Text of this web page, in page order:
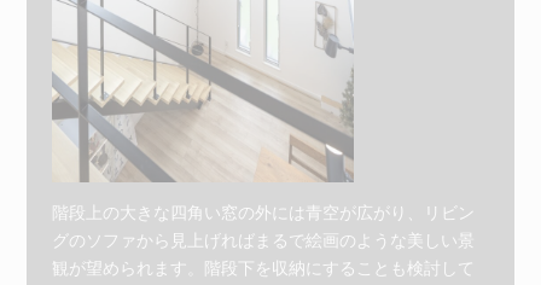
階段上の大きな四角い窓の外には青空が広がり、リビン
グのソファから見上げればまるで絵画のような美しい景
観が望められます。階段下を収納にすることも検討して